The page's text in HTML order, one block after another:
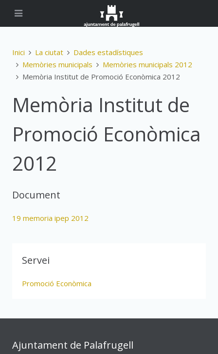
Inici La ciutat
Dades estadístiques
Memòries municipals
Memòries municipals 2012
Memòria Institut de Promoció Econòmica 2012
Memòria Institut de
Promoció Econòmica
2012
Document
19 memoria ipep 2012
Servei
Promoció Econòmica
Ajuntament de Palafrugell